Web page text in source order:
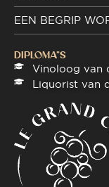
EEN BEGRIP
DIPLOMA"S
Vinoloog van
Liquorist van